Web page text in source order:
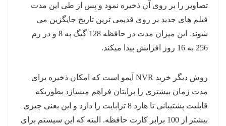
تصاویر را بر روی آن ذخیره نمود و پس از طی این مدت
فیلم های جدید بر روی قدیمی ترین تاریج جایگزین می
شوند. این میزان مدت در حافظه 128 گیگ به 8 و در رم
256 به 16 روز افزایش پیدا میکند.
روش دیگر خرید NVR آیمو است که امکان ذخیره برای
مدت زمان بیشتری را برایتان فراهم میسازد بطوریکه
قابلیت پشتیبانی تا هارد 8 ترابایت را دارد و این یعنی چیزی
بیشتر از 100 برابر کارت حافظه. البته که این سیستم برای